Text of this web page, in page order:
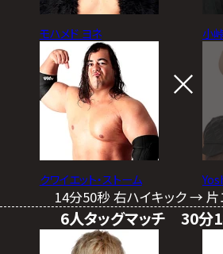
モハメド ヨネ
クワイエット・ストーム
小
14分50秒 右ハイキック →
6人タッグマッチ 30分